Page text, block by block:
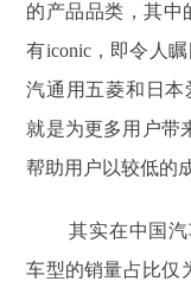
的产品品类，其中
有iconic，即令人
汽通用五菱和日
就是为更多用户带
帮助用户以较低的
其实在中国
车型的销量占比仅